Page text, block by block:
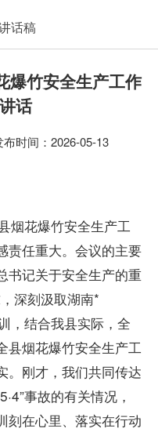
话稿
爆竹安全生产工作
话
布时间： 2026-05-13
烟花爆竹安全生产工
责任重大。会议的主要
书记关于安全生产的重
深刻汲取湖南*
，结合我县实际，全
县烟花爆竹安全生产工
。刚才，我们共同传达
事故的有关情况，
刻在心里、落实在行动